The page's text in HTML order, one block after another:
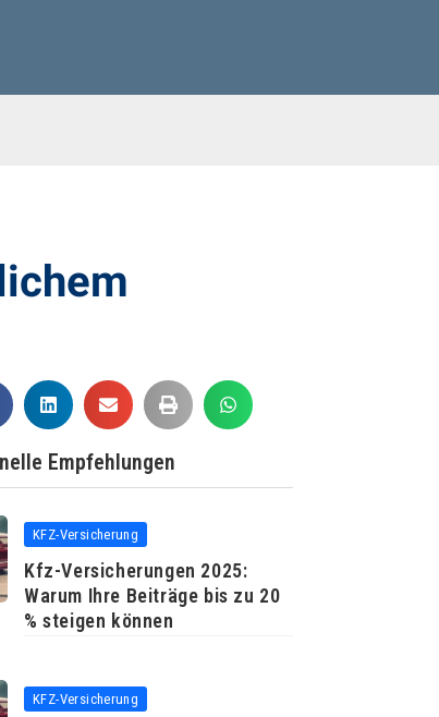
Empfehlungen
KFZ-Versicherung
Kfz-Versicherungen 2025:
Warum Ihre Beiträge bis zu 20
% steigen können
KFZ-Versicherung